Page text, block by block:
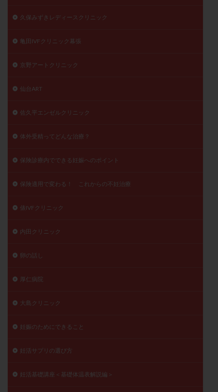
久保みずきレディースクリニック
亀田IVFクリニック幕張
京野アートクリニック
仙台ART
佐久平エンゼルクリニック
体外受精ってどんな治療？
保険診療内でできる妊娠へのポイント
保険適用で変わる！ これからの不妊治療
俵IVFクリニック
内田クリニック
卵の話し
厚仁病院
大島クリニック
妊娠のためにできること
妊活サプリの選び方
妊活基礎講座＜基礎体温表解説編＞